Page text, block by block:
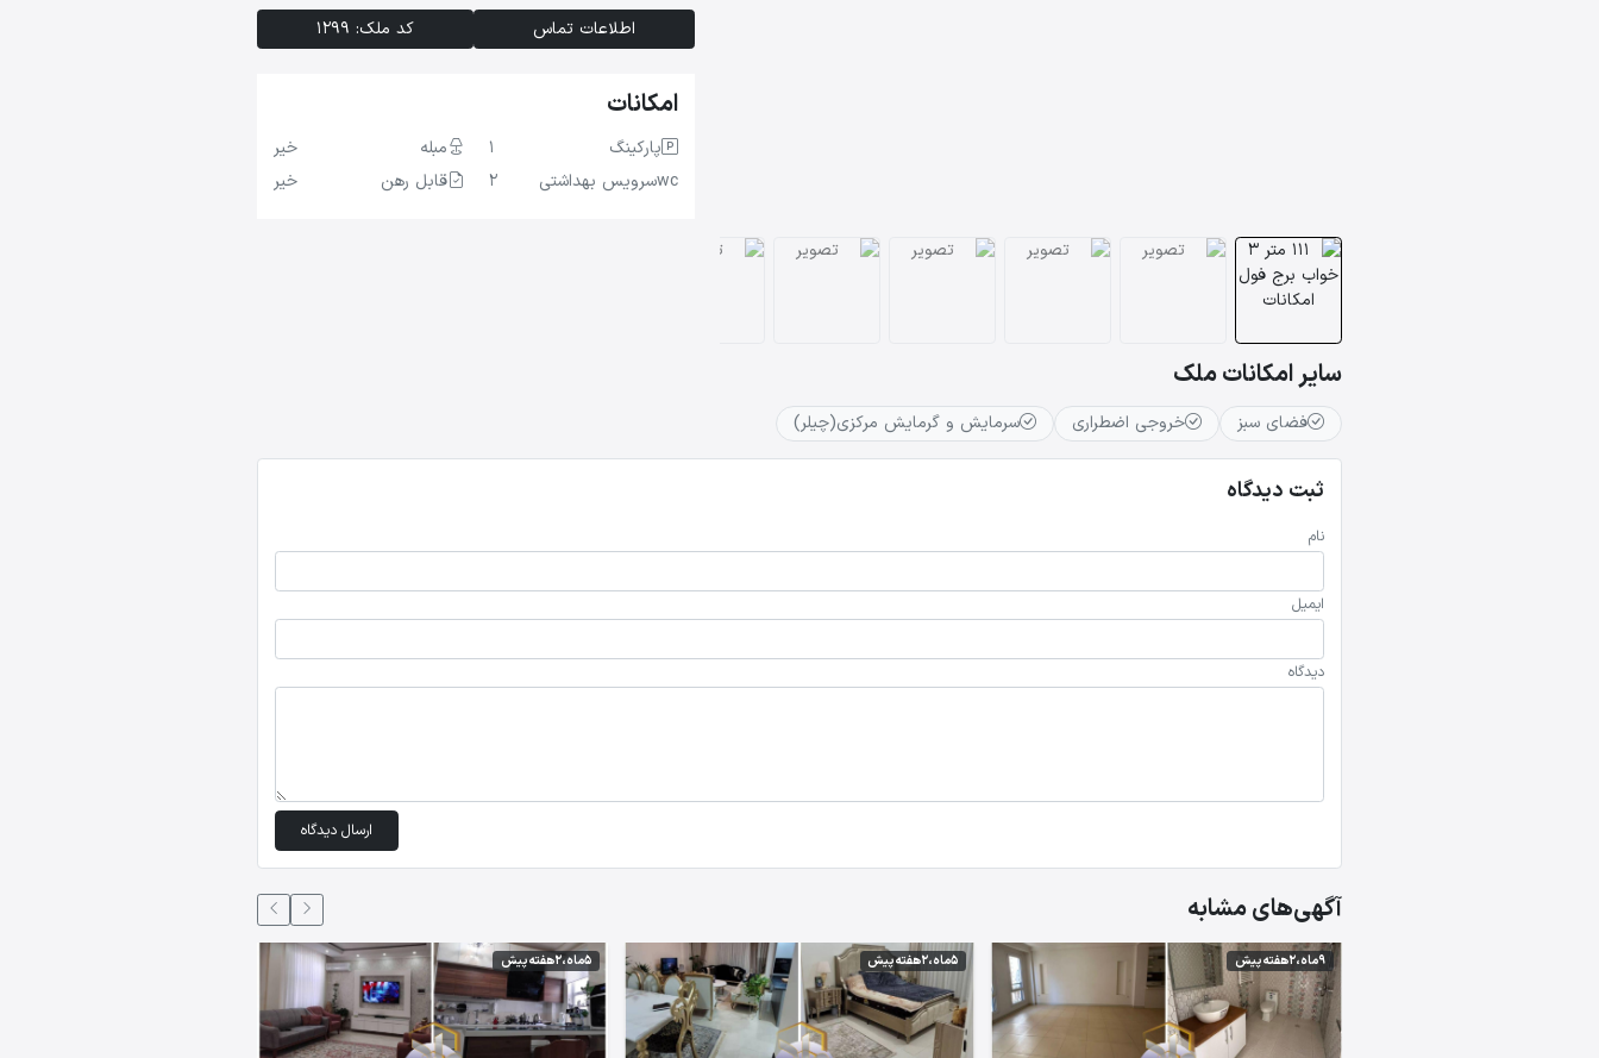
اطلاعات تماس کد ملک: 1299
امکانات
پارکینگ
1
wcسرویس بهداشتی 2
مبله
خیر
قابل رهن
خیر
سایر امکانات ملک
فضای سبز خروجی اضطراری سرمایش و گرمایش مرکزی(چیلر)
ثبت دیدگاه
نام
ایمیل
دیدگاه
ارسال دیدگاه
آگهی‌های مشابه
9 ماه،2 هفته پیش 5 ماه،2 هفته پیش 5 ماه،2 هفته پیش